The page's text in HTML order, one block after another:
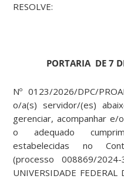
RESOLVE:
PORTARIA DE 7
Nº 0123/2026/DPC/
o/a(s) servidor/(es)
gerenciar, acompanhar e/
o adequado
estabelecidas no
(processo 008869/
UNIVERSIDADE